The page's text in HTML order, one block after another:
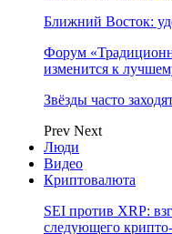
Ближний Восток:
Форум
изменится к
Звёзды часто
Prev Next
Люди
Видео
Криптовалюта
SEI против XRP:
следующего